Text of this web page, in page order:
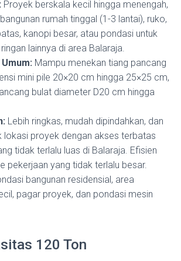
Proyek berskala kecil hingga menengah,
rumah tinggal (1-3 lantai), ruko,
kanopi besar, atau pondasi untuk
lainnya di area Balaraja.
Mampu menekan tiang pancang
mini pile 20×20 cm hingga 25×25 cm,
bulat diameter D20 cm hingga
Lebih ringkas, mudah dipindahkan, dan
lokasi proyek dengan akses terbatas
tidak terlalu luas di Balaraja. Efisien
pekerjaan yang tidak terlalu besar.
bangunan residensial, area
pagar proyek, dan pondasi mesin
120 Ton